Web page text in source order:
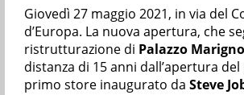
Giovedì 27 maggio 2021, in via del
d’Europa. La nuova apertura, che
ristrutturazione di Palazzo
distanza di 15 anni dall’apertura
primo store inaugurato da Steve